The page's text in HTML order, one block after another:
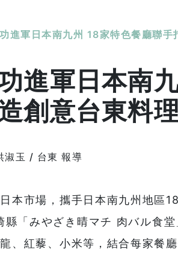
進軍日本南九州 18家特色餐廳聯手
進軍日本南
創意台東料理
淑玉 / 台東 報導
本市場，攜手日本南九州地區
縣「みやざき晴マチ 肉バル食
、紅藜、小米等，結合每家餐